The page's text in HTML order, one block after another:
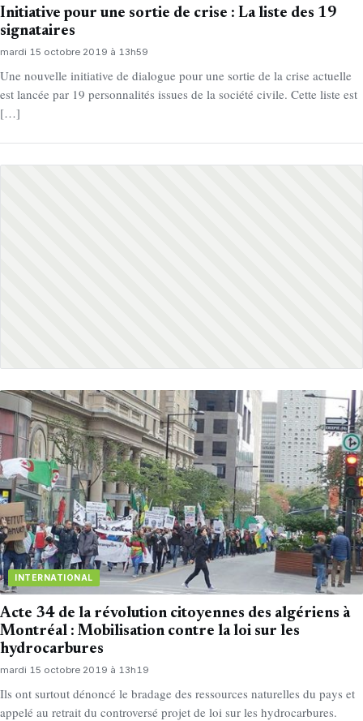
Initiative pour une sortie de crise : La liste des 19
signataires
mardi 15 octobre 2019 à 13h59
Une nouvelle initiative de dialogue pour une sortie de la crise actuelle
est lancée par 19 personnalités issues de la société civile. Cette liste est
[…]
INTERNATIONAL
Acte 34 de la révolution citoyennes des algériens à
Montréal : Mobilisation contre la loi sur les
hydrocarbures
mardi 15 octobre 2019 à 13h19
Ils ont surtout dénoncé le bradage des ressources naturelles du pays et
appelé au retrait du controversé projet de loi sur les hydrocarbures.